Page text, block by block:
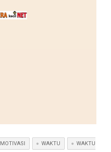
MOTIVASI WAKTU WAKTU